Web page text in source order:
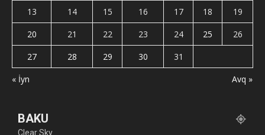
« İyn Avq »
13
14 15 16 17 18
19
20
21 22 23 24 25
26
27
28 29 30 31
BAKU
Clear Sky